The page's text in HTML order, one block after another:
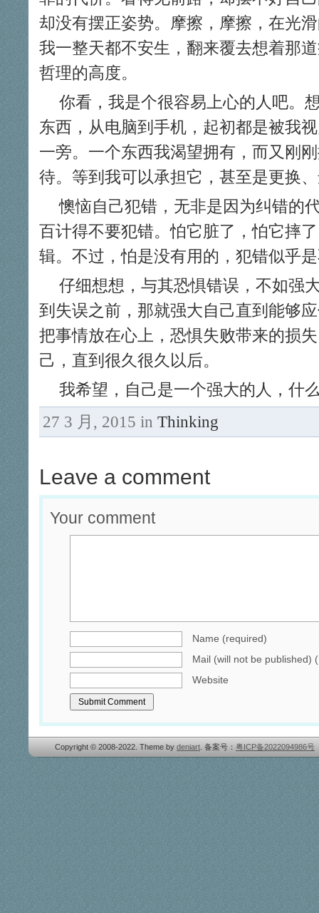
却没有摆正姿势。摩擦，摩擦，在光
我一整天都不安生，翻来覆去想着那
哲理的高度。
你看，我是个很容易上心的人吧。
东西，从电脑到手机，起初都是被我
一旁。一个东西我渴望拥有，而又刚
待。等到我可以承担它，甚至是更换
懊恼自己犯错，无非是因为纠错的
百计得不要犯错。怕它脏了，怕它摔
辑。不过，怕是没有用的，犯错似乎
仔细想想，与其恐惧错误，不如强
到失误之前，那就强大自己直到能够
把事情放在心上，恐惧失败带来的损
己，直到很久很久以后。
我希望，自己是一个强大的人，什
27 3 月, 2015 in Thinking
Leave a comment
Your comment
Name (required)
Mail (will not be published)
Website
Copyright © 2008-2022. Theme by deniart . 备案号： 粤ICP备2022094986号